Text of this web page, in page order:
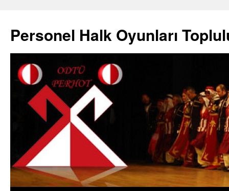
content
Personel Halk Oyunları